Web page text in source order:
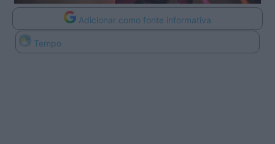
Adicionar como fonte informativa
Tempo